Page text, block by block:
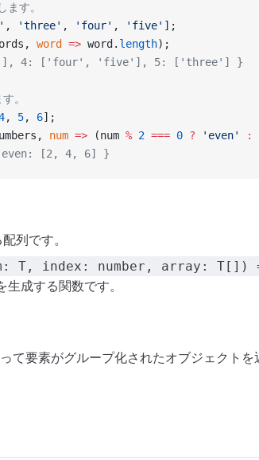
す。
, 'three' , 'four' , 'five' ];
word => word. length);
4: ['four', 'five'], 5: ['three'] }
。
, 5, 6];
num => (num % 2 === 0 ? 'even' :
[2, 4, 6] }
列です。
T, index: number, array: T[])
成する関数です。
て要素がグループ化されたオブジェクトを